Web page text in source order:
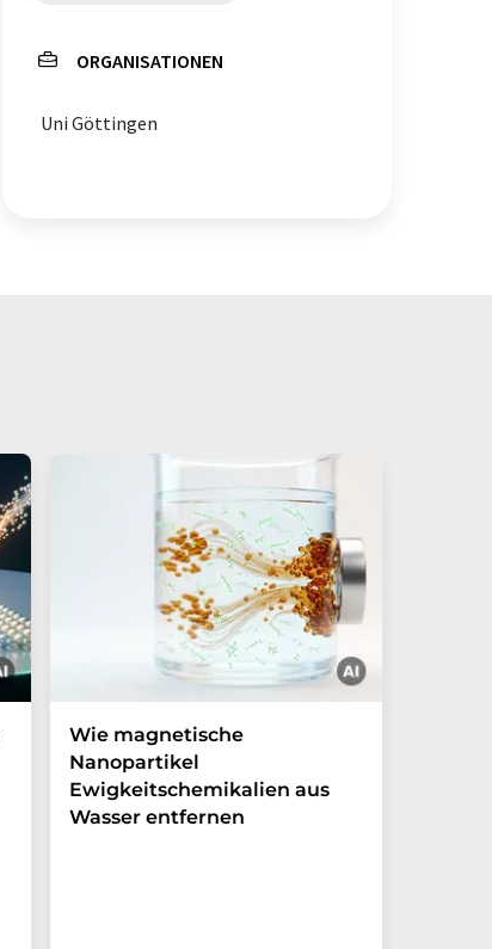
ORGANISATIONEN
Uni Göttingen
Wie magnetische
Nanopartikel
Ewigkeitschemikalien aus
Wasser entfernen